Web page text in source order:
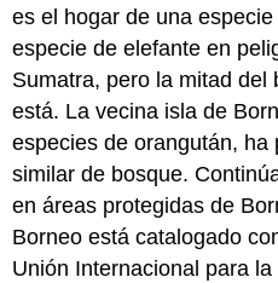
es el hogar de una
especie de elefante en
Sumatra, pero la mitad del
está. La vecina isla de
especies de orangután, ha
similar de bosque.
en áreas protegidas de
Borneo está catalogado
Unión Internacional para